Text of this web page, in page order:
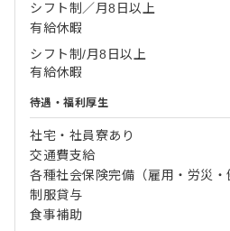
シフト制／月8日以上
有給休暇
シフト制/月8日以上
有給休暇
待遇・福利厚生
社宅・社員寮あり
交通費支給
各種社会保険完備（雇用・労災・
制服貸与
食事補助